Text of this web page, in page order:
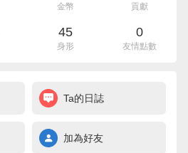
金幣 貢獻
45
身形
0
友情點數
Ta的日誌
加為好友